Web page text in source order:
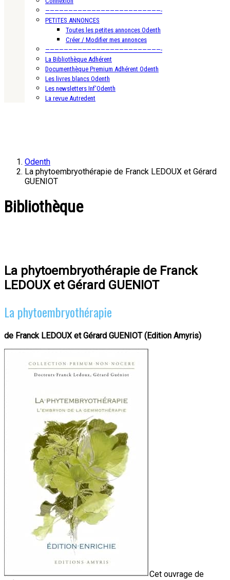
—————————————————————————-
PETITES ANNONCES
Toutes les petites annonces Odenth
Créer / Modifier mes annonces
—————————————————————————-
La Bibliothèque Adhérent
Documenthèque Premium Adhérent Odenth
Les livres blancs Odenth
Les newsletters Inf’Odenth
La revue Autredent
Odenth
La phytoembryothérapie de Franck LEDOUX et Gérard
GUENIOT
Bibliothèque
La phytoembryothérapie de Franck
LEDOUX et Gérard GUENIOT
La phytoembryothérapie
de Franck LEDOUX et Gérard GUENIOT (Edition Amyris)
Cet ouvrage de